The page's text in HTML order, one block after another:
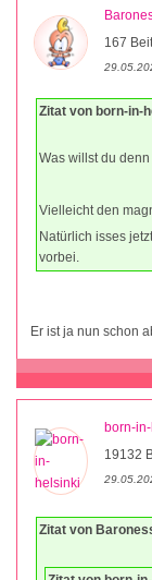
167
Zitat von born-in-
Was willst du
Vielleicht den
Natürlich isses
vorbei.
Er ist ja nun schon
born-
19132
Zitat von